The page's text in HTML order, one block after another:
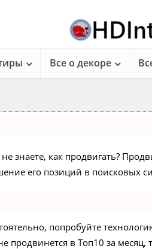
Все о декоре
знаете, как продвигать?
его позиций в поисковых
попробуйте
продвинется в Топ10 за месяц,